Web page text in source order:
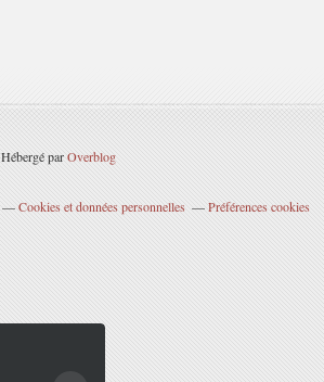
Hébergé parOverblog
Cookies et données personnelles Préférences cookies